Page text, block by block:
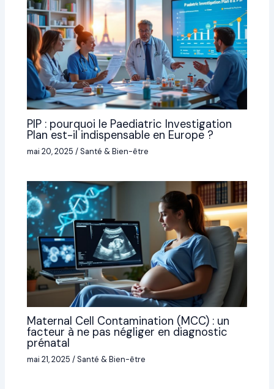
PIP : pourquoi le Paediatric Investigation
Plan est-il indispensable en Europe ?
mai 20, 2025/Santé & Bien-être
Maternal Cell Contamination (MCC) : un
facteur à ne pas négliger en diagnostic
prénatal
mai 21, 2025/Santé & Bien-être